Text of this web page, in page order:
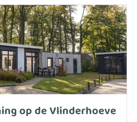
op de Vlinderhoeve